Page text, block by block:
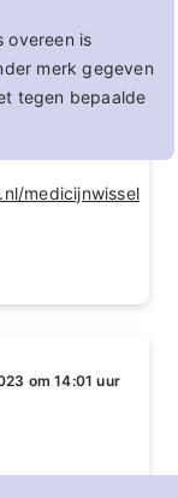
overeen is
merk gegeven
tegen bepaalde
medicijnwissel
om 14:01 uur